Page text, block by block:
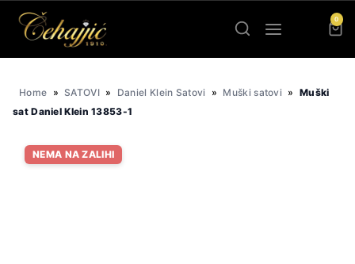
0
Home » SATOVI » Daniel Klein Satovi » Muški satovi » Muški
sat Daniel Klein 13853-1
NEMA NA ZALIHI